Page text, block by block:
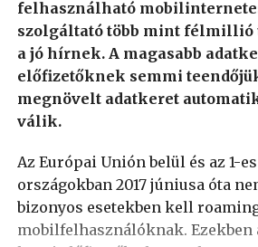
felhasználható
szolgáltató több mint félmillió
a jó hírnek. A magasabb
előfizetőknek semmi
megnövelt adatkeret
válik.
Az Európai Unión belül és az 1-
országokban 2017 júniusa óta
bizonyos esetekben kell
mobilfelhasználóknak. Ezekben